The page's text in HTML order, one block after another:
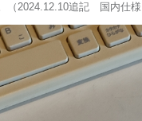
（2024.12.10追記 国内仕